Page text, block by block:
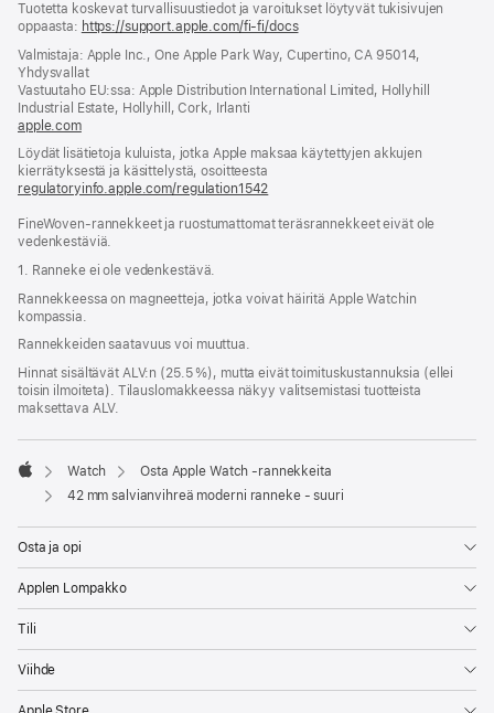
Tuotetta koskevat turvallisuustiedot ja varoitukset löytyvät tukisivujen
oppaasta: https://support.apple.com/fi-fi/docs(avautuu
ikkunaan)
Valmistaja: Apple Inc., One Apple Park Way, Cupertino, CA 95014,
Yhdysvallat
Vastuutaho EU:ssa: Apple Distribution International Limited, Hollyhill
Industrial Estate, Hollyhill, Cork, Irlanti
apple.com(avautuu
uuteen
ikkunaan)
Löydät lisätietoja kuluista, jotka Apple maksaa käytettyjen akkujen
kierrätyksestä ja käsittelystä, osoitteesta
regulatoryinfo.apple.com/regulation1542
ikkunaan)
FineWoven‑rannekkeet ja ruostumattomat teräs­rannekkeet eivät ole
vedenkestäviä.
1. Ranneke ei ole vedenkestävä.
Rannekkeessa on magneetteja, jotka voivat häiritä Apple Watchin
kompassia.
Rannekkeiden saatavuus voi muuttua.
Hinnat sisältävät ALV:n (25.5 %), mutta eivät toimitus­kustannuksia (ellei
toisin ilmoiteta). Tilauslomakkeessa näkyy valitsemistasi tuotteista
maksettava ALV.
Apple
Watch
Osta Apple Watch ‑rannekkeita
42 mm salvianvihreä moderni ranneke - suuri
Osta ja opi
Applen Lompakko
Tili
Viihde